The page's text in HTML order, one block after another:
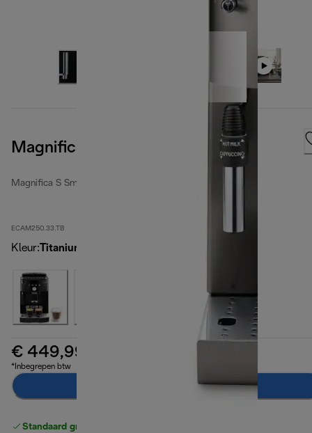
Magnifica S Smart, Titanium
Magnifica S Smart
ECAM250.33.TB
Kleur: Titanium zwart
€ 449,99
*Inbegrepen btw
Toevoegen aan winkelwagentje
Standaard gratis verzending